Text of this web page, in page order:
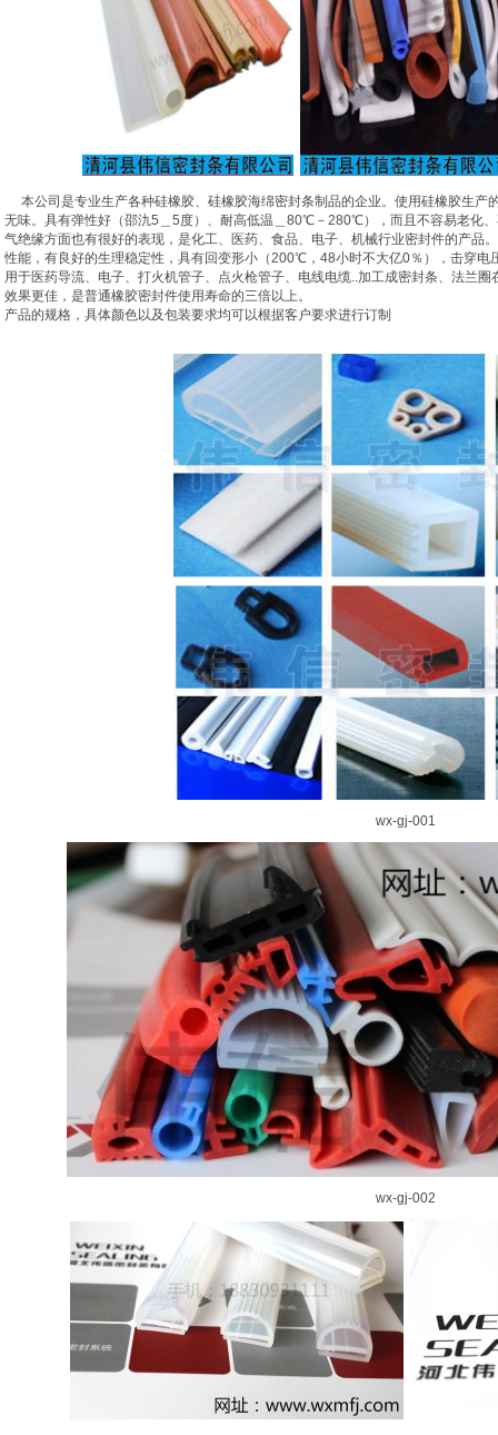
本公司是专业生产各种硅橡胶、硅橡胶海绵密封条制品的企业。使用硅橡胶生产
无味。具有弹性好（邵氿5＿5度）、耐高低温＿80℃－280℃），而且不容易老化
气绝缘方面也有很好的表现，是化工、医药、食品、电子、机械行业密封件的产
性能，有良好的生理稳定性，具有回变形小（200℃，48小时不大亿0％），击穿电
用于医药导流、电子、打火机管子、点火枪管子、电线电缆..加工成密封条、法兰
效果更佳，是普通橡胶密封件使用寿命的三倍以上。
产品的规格，具体颜色以及包装要求均可以根据客户要求进行订制
wx-gj-001
wx-gj-002